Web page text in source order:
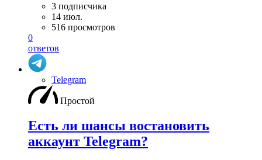
3 подписчика
14 июл.
516 просмотров
0
ответов
Telegram
Простой
Есть ли шансы востановить
аккаунт Telegram?